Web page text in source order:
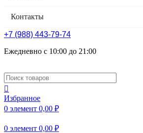
Контакты
+7 (988) 443-79-74
Ежедневно с 10:00 до 21:00
Избранное
0 элемент 0,00 ₽
0 элемент 0,00 ₽